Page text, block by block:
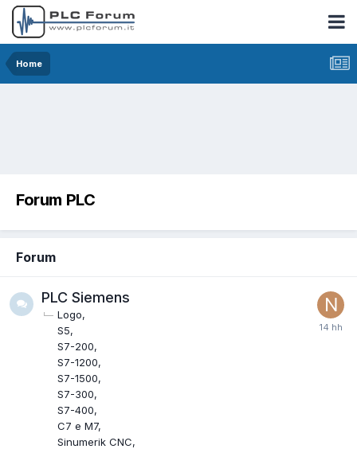
Home
Forum PLC
Forum
PLC Siemens
Logo
S5
S7-200
S7-1200
S7-1500
S7-300
S7-400
C7 e M7
Sinumerik CNC